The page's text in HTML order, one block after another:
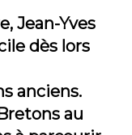
Jean-Yves
dès lors
anciens.
au